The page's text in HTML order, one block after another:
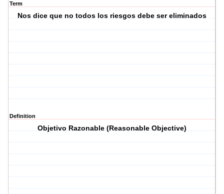
Term
Nos dice que no todos los riesgos debe ser eliminados
Definition
Objetivo Razonable (Reasonable Objective)